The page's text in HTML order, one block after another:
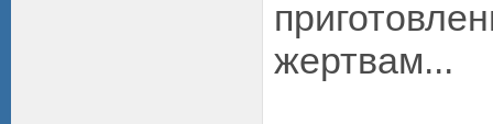
жертвам...